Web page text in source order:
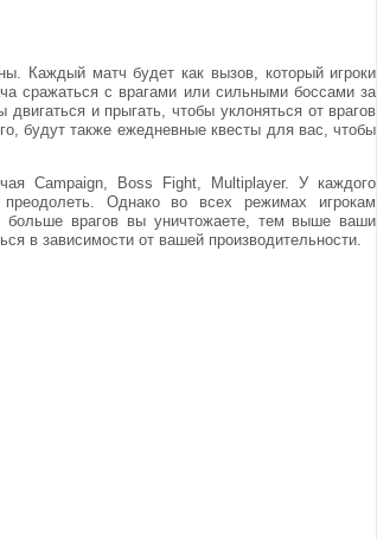
Каждый матч будет как вызов, который игроки
сражаться с врагами или сильными боссами за
и прыгать, чтобы уклоняться от врагов
будут также ежедневные квесты для вас, чтобы
Campaign, Boss Fight, Multiplayer. У каждого
Однако во всех режимах игрокам
больше врагов вы уничтожаете, тем выше ваши
в зависимости от вашей производительности.